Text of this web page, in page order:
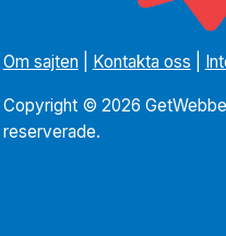
Om sajten Kontakta oss
Copyright © 2026
reserverade.